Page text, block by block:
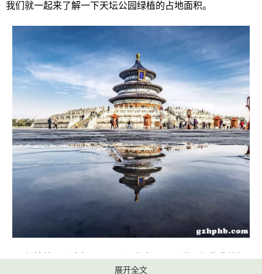
我们就一起来了解一下天坛公园绿植的占地面积。
绿植的面积大概是201公顷左右，可以说是绿化非常好
展开全文